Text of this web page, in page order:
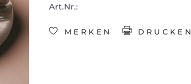
Art.Nr.:
MERKEN DRUCKEN